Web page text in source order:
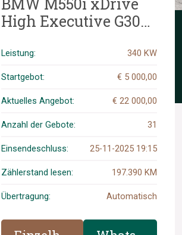
BMW M550i xDrive
High Executive G30
NL), RS-253-R
Leistung: 340 KW
Startgebot: € 5 000,00
Aktuelles Angebot: € 22 000,00
Anzahl der Gebote: 31
Einsendeschluss: 25-11-2025 19:15
Zählerstand lesen: 197.390 KM
Übertragung: Automatisch